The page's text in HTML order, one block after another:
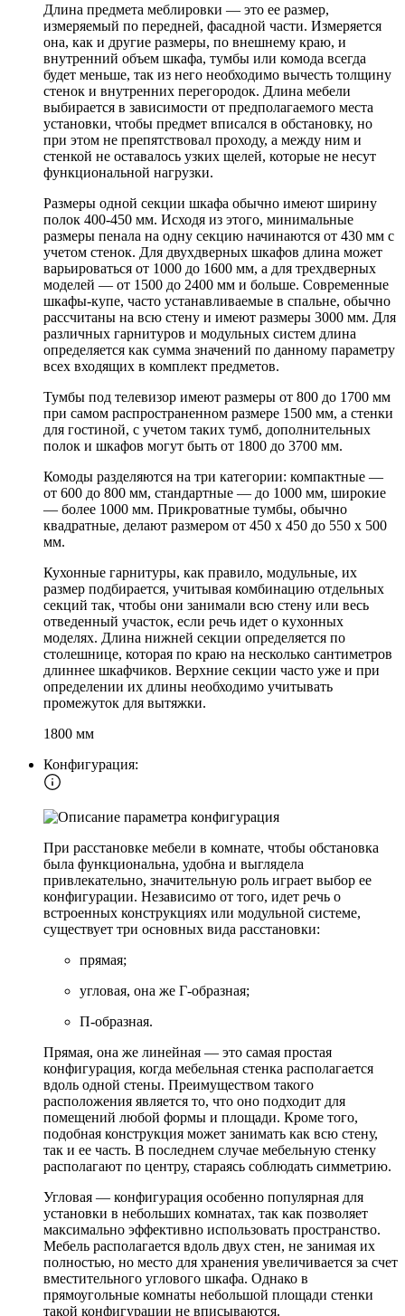
Длина предмета меблировки — это ее размер,
измеряемый по передней, фасадной части. Измеряется
она, как и другие размеры, по внешнему краю, и
внутренний объем шкафа, тумбы или комода всегда
будет меньше, так из него необходимо вычесть толщину
стенок и внутренних перегородок. Длина мебели
выбирается в зависимости от предполагаемого места
установки, чтобы предмет вписался в обстановку, но
при этом не препятствовал проходу, а между ним и
стенкой не оставалось узких щелей, которые не несут
функциональной нагрузки.
Размеры одной секции шкафа обычно имеют ширину
полок 400-450 мм. Исходя из этого, минимальные
размеры пенала на одну секцию начинаются от 430 мм с
учетом стенок. Для двухдверных шкафов длина может
варьироваться от 1000 до 1600 мм, а для трехдверных
моделей — от 1500 до 2400 мм и больше. Современные
шкафы-купе, часто устанавливаемые в спальне, обычно
рассчитаны на всю стену и имеют размеры 3000 мм. Для
различных гарнитуров и модульных систем длина
определяется как сумма значений по данному параметру
всех входящих в комплект предметов.
Тумбы под телевизор имеют размеры от 800 до 1700 мм
при самом распространенном размере 1500 мм, а стенки
для гостиной, с учетом таких тумб, дополнительных
полок и шкафов могут быть от 1800 до 3700 мм.
Комоды разделяются на три категории: компактные —
от 600 до 800 мм, стандартные — до 1000 мм, широкие
— более 1000 мм. Прикроватные тумбы, обычно
квадратные, делают размером от 450 х 450 до 550 х 500
мм.
Кухонные гарнитуры, как правило, модульные, их
размер подбирается, учитывая комбинацию отдельных
секций так, чтобы они занимали всю стену или весь
отведенный участок, если речь идет о кухонных
моделях. Длина нижней секции определяется по
столешнице, которая по краю на несколько сантиметров
длиннее шкафчиков. Верхние секции часто уже и при
определении их длины необходимо учитывать
промежуток для вытяжки.
1800 мм
Конфигурация:
При расстановке мебели в комнате, чтобы обстановка
была функциональна, удобна и выглядела
привлекательно, значительную роль играет выбор ее
конфигурации. Независимо от того, идет речь о
встроенных конструкциях или модульной системе,
существует три основных вида расстановки:
прямая;
угловая, она же Г-образная;
П-образная.
Прямая, она же линейная — это самая простая
конфигурация, когда мебельная стенка располагается
вдоль одной стены. Преимуществом такого
расположения является то, что оно подходит для
помещений любой формы и площади. Кроме того,
подобная конструкция может занимать как всю стену,
так и ее часть. В последнем случае мебельную стенку
располагают по центру, стараясь соблюдать симметрию.
Угловая — конфигурация особенно популярная для
установки в небольших комнатах, так как позволяет
максимально эффективно использовать пространство.
Мебель располагается вдоль двух стен, не занимая их
полностью, но место для хранения увеличивается за счет
вместительного углового шкафа. Однако в
прямоугольные комнаты небольшой площади стенки
такой конфигурации не вписываются.